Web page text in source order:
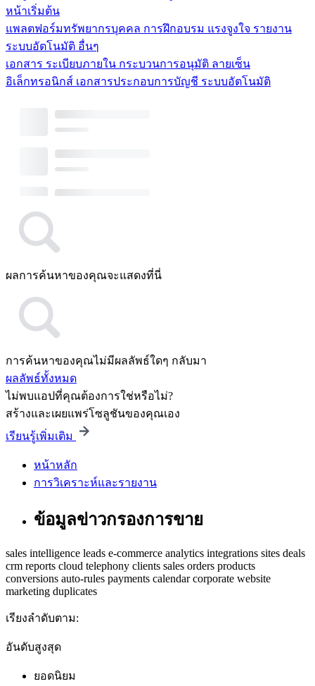
หน้าเริ่มต้น
แพลตฟอร์มทรัพยากรบุคคล การฝึกอบรม แรงจูงใจ รายงาน
ระบบอัตโนมัติ อื่นๆ
เอกสาร ระเบียบภายใน กระบวนการอนุมัติ ลายเซ็น
อิเล็กทรอนิกส์ เอกสารประกอบการบัญชี ระบบอัตโนมัติ
ผลการค้นหาของคุณจะแสดงที่นี่
การค้นหาของคุณไม่มีผลลัพธ์ใดๆ กลับมา
ผลลัพธ์ทั้งหมด
ไม่พบแอปที่คุณต้องการใช่หรือไม่?
สร้างและเผยแพร่โซลูชันของคุณเอง
เรียนรู้เพิ่มเติม
หน้าหลัก
การวิเคราะห์และรายงาน
ข้อมูลข่าวกรองการขาย
sales intelligence leads e-commerce analytics integrations sites deals
crm reports cloud telephony clients sales orders products
conversions auto-rules payments calendar corporate website
marketing duplicates
เรียงลำดับตาม:
อันดับสูงสุด
ยอดนิยม